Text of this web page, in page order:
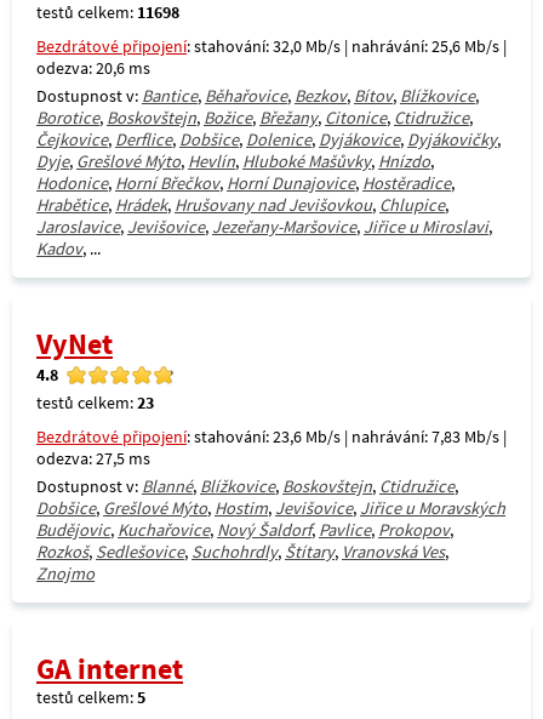
testů celkem: 11698
Bezdrátové připojení: stahování: 32,0 Mb/s | nahrávání: 25,6 Mb/s |
odezva: 20,6 ms
Dostupnost v: Bantice, Běhařovice, Bezkov, Bítov, Blížkovice,
Borotice, Boskovštejn, Božice, Břežany, Citonice, Ctidružice,
Čejkovice, Derflice, Dobšice, Dolenice, Dyjákovice, Dyjákovičky,
Dyje, Grešlové Mýto, Hevlín, Hluboké Mašůvky, Hnízdo,
Hodonice, Horní Břečkov, Horní Dunajovice, Hostěradice,
Hrabětice, Hrádek, Hrušovany nad Jevišovkou, Chlupice,
Jaroslavice, Jevišovice, Jezeřany-Maršovice, Jiřice u Miroslavi,
Kadov, ...
VyNet
4.8
testů celkem:23
Bezdrátové připojení: stahování: 23,6 Mb/s | nahrávání: 7,83 Mb/s |
odezva: 27,5 ms
Dostupnost v: Blanné, Blížkovice, Boskovštejn, Ctidružice,
Dobšice, Grešlové Mýto, Hostim, Jevišovice, Jiřice u Moravských
Budějovic, Kuchařovice, Nový Šaldorf, Pavlice, Prokopov,
Rozkoš, Sedlešovice, Suchohrdly, Štítary, Vranovská Ves,
Znojmo
GA internet
testů celkem:5